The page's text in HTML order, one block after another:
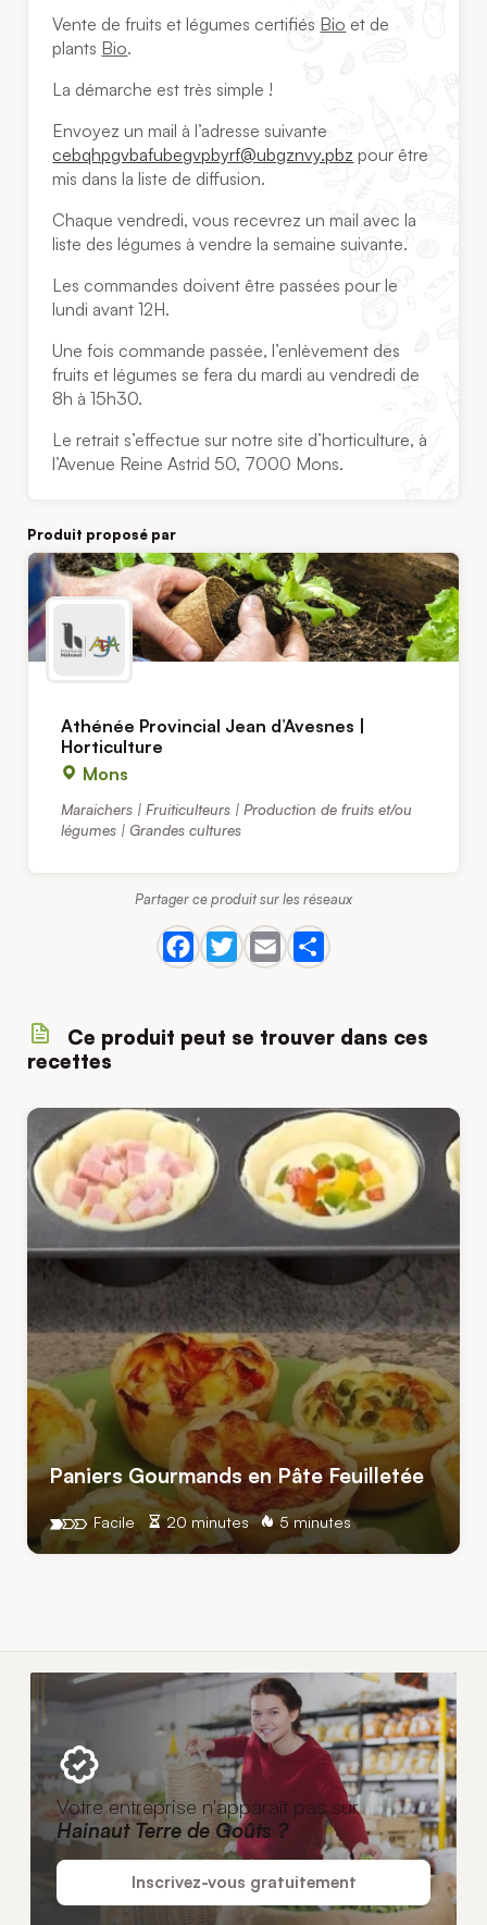
Vente de fruits et légumes certifiés Bio et de
plants Bio.
La démarche est très simple !
Envoyez un mail à l’adresse suivante
cebqhpgvbafubegvpbyrf@ubgznvy.pbz pour être
mis dans la liste de diffusion.
Chaque vendredi, vous recevrez un mail avec la
liste des légumes à vendre la semaine suivante.
Les commandes doivent être passées pour le
lundi avant 12H.
Une fois commande passée, l’enlèvement des
fruits et légumes se fera du mardi au vendredi de
8h à 15h30.
Le retrait s’effectue sur notre site d’horticulture, à
l’Avenue Reine Astrid 50, 7000 Mons.
Produit proposé par
Athénée Provincial Jean d’Avesnes |
Horticulture
Mons
Maraichers | Fruiticulteurs | Production de fruits et/ou
légumes | Grandes cultures
Partager ce produit sur les réseaux
Ce produit peut se trouver dans ces
recettes
Paniers Gourmands en Pâte Feuilletée
20 minutes 5 minutes
Facile
Votre entreprise n'apparaît pas sur
Hainaut Terre de Goûts ?
Inscrivez-vous gratuitement